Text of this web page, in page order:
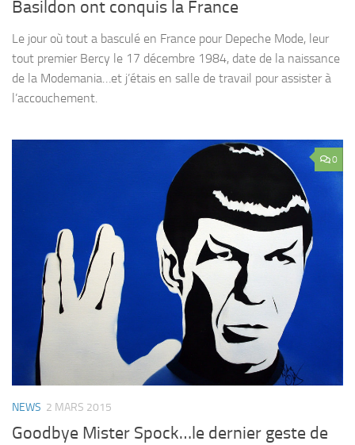
Basildon ont conquis la France
Le jour où tout a basculé en France pour Depeche Mode, leur
tout premier Bercy le 17 décembre 1984, date de la naissance
de la Modemania…et j’étais en salle de travail pour assister à
l’accouchement.
0
NEWS 2 MARS 2015
Goodbye Mister Spock…le dernier geste de